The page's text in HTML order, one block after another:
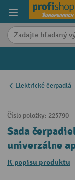
content
Elektrické čerpadlá
Číslo položky: 223790
Sada
univerzálne
K popisu produktu